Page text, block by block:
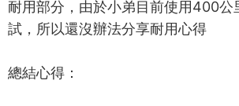
耐用部分，由於小弟目前使用400公
試，所以還沒辦法分享耐用心得
總結心得：